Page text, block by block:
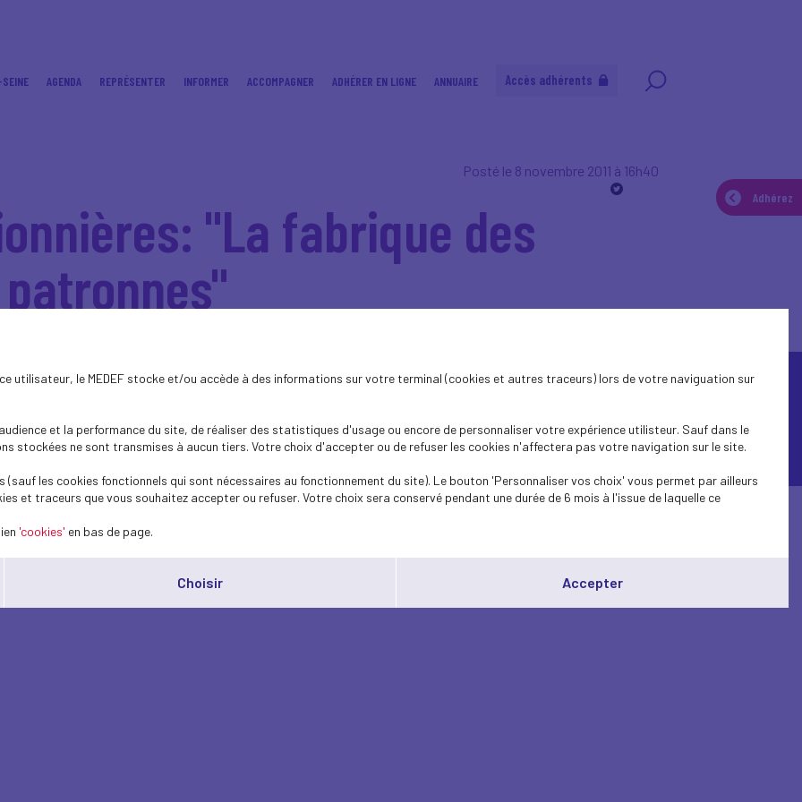
AGENDA REPRÉSENTER INFORMER ACCOMPAGNER ADHÉRER EN LIGNE ANNUAIRE Accès adhérents
Adhérez
Posté le 8 novembre 2011 à 16h40
"La fabrique des
© Medef Hauts-de-Seine 2026 - Mentions légales
utilisateur, le MEDEF stocke et/ou accède à des informations sur votre terminal (cookies et autres traceurs) lors de votre naviguation sur
et la performance du site, de réaliser des statistiques d'usage ou encore de personnaliser votre expérience utilisteur. Sauf dans le
stockées ne sont transmises à aucun tiers. Votre choix d'accepter ou de refuser les cookies n'affectera pas votre navigation sur le site.
(sauf les cookies fonctionnels qui sont nécessaires au fonctionnement du site). Le bouton 'Personnaliser vos choix' vous permet par ailleurs
et traceurs que vous souhaitez accepter ou refuser. Votre choix sera conservé pendant une durée de 6 mois à l'issue de laquelle ce
'cookies' en bas de page.
Choisir Accepter